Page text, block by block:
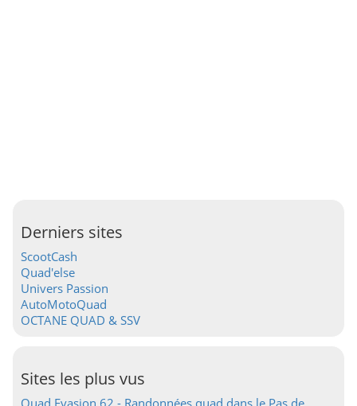
Derniers sites
ScootCash
Quad'else
Univers Passion
AutoMotoQuad
OCTANE QUAD & SSV
Sites les plus vus
Quad Evasion 62 - Randonnées quad dans le Pas de